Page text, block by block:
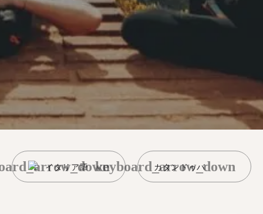
イタリア語 カタンドゥバ
keyboard_arrow_down